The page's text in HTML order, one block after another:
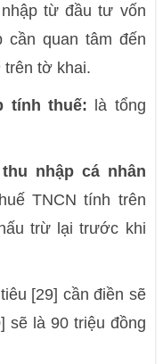
từ đầu tư vốn
cần quan tâm đến
trên tờ khai.
tính thuế: là tổng
nhập cá nhân
TNCN tính trên
trừ lại trước khi
[29] cần điền sẽ
sẽ là 90 triệu đồng